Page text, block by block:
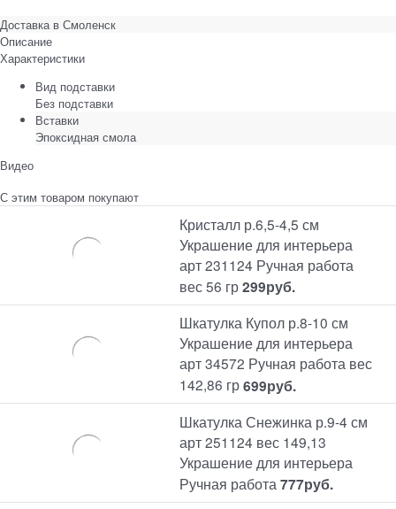
Доставка в Смоленск
Описание
Характеристики
Вид подставки
Без подставки
Вставки
Эпоксидная смола
Видео
С этим товаром покупают
Кристалл р.6,5-4,5 см
Украшение для интерьера
арт 231124 Ручная работа
вес 56 гр299руб.
Шкатулка Купол р.8-10 см
Украшение для интерьера
арт 34572 Ручная работа вес
142,86 гр699руб.
Шкатулка Снежинка р.9-4 см
арт 251124 вес 149,13
Украшение для интерьера
Ручная работа 777руб.